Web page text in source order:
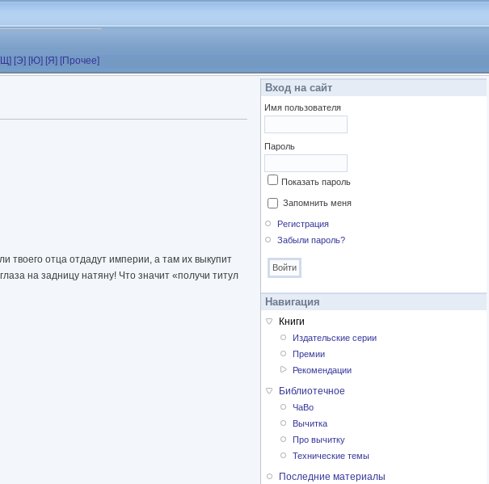
[Щ] [Э] [Ю] [Я] [Прочее]
твоего отца отдадут империи, а там их выкупит
на задницу натяну! Что значит «получи титул
Вход на сайт
Имя пользователя
Пароль
Показать пароль
Запомнить меня
Регистрация
Забыли пароль?
Навигация
Книги
Издательские серии
Премии
Рекомендации
Библиотечное
ЧаВо
Вычитка
Про вычитку
Технические темы
Последние материалы